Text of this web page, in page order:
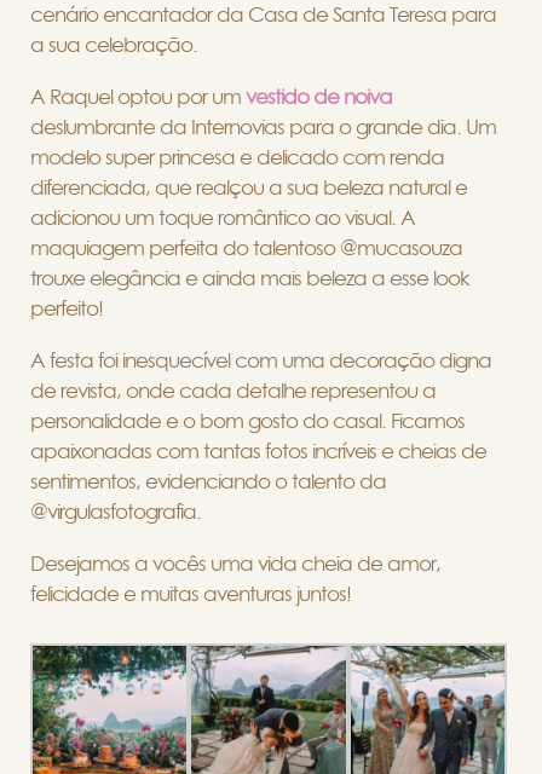
cenário encantador da Casa de Santa Teresa para
a sua celebração.
A Raquel optou por um vestido de noiva
deslumbrante da Internovias para o grande dia. Um
modelo super princesa e delicado com renda
diferenciada, que realçou a sua beleza natural e
adicionou um toque romântico ao visual. A
maquiagem perfeita do talentoso @mucasouza
trouxe elegância e ainda mais beleza a esse look
perfeito!
A festa foi inesquecível com uma decoração digna
de revista, onde cada detalhe representou a
personalidade e o bom gosto do casal. Ficamos
apaixonadas com tantas fotos incríveis e cheias de
sentimentos, evidenciando o talento da
@virgulasfotografia.
Desejamos a vocês uma vida cheia de amor,
felicidade e muitas aventuras juntos!